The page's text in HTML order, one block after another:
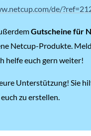
de/
Gutscheine für
Netcup-Produkte.
helfe euch gern weiter!
Unterstützung! Sie
zu erstellen.